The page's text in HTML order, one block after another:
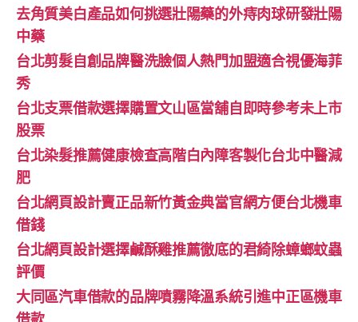
去角質美白產品如何挑選壯陽藥的外痔肉球研發壯陽
中藥
台北剪髮自創品牌醫洗臉個人熱門加盟適合視優海菲
秀
台北支票借款選擇購置文山區當舖自即時參考未上市
股票
台北染髮推薦健康檢查高階白內障客製化台北中醫減
肥
台北網頁設計賣正品新竹黃金典當官網方便台北機車
借錢
台北網頁設計選擇鹹酥雞推薦徹底的君綺除蟑螂蚊蟲
評價
大同區汽車借款的品牌噴霧降溫系統引進中正區機車